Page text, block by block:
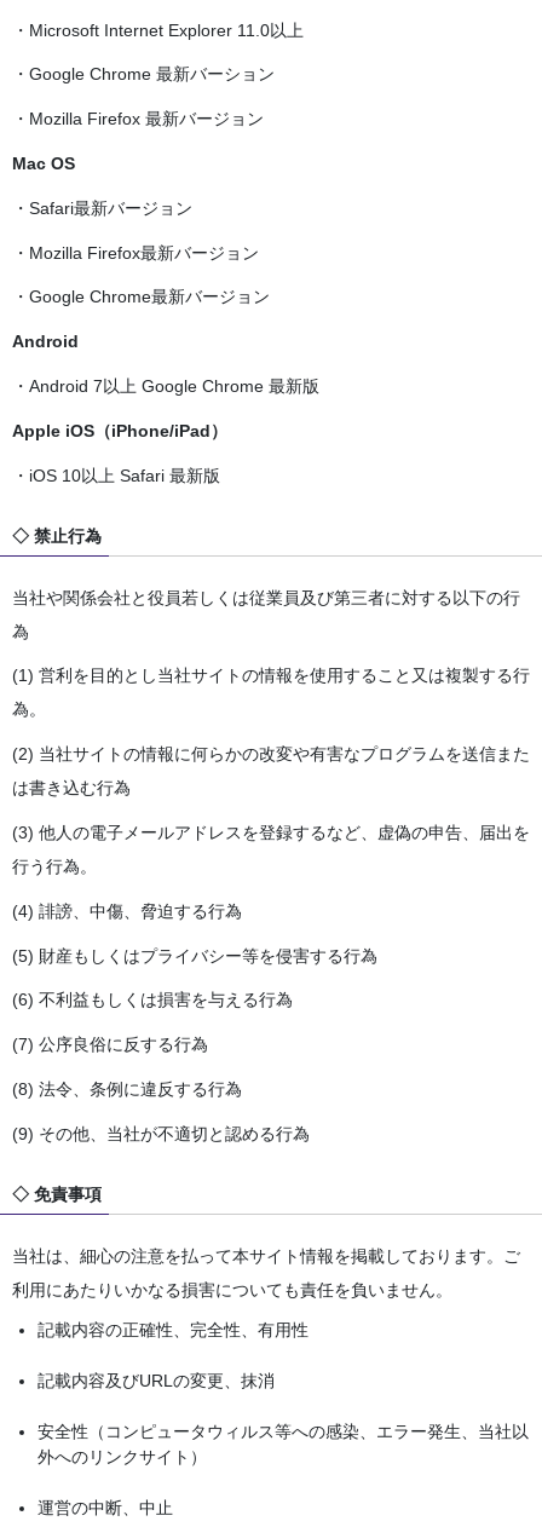
・Microsoft Internet Explorer 11.0以上
・Google Chrome 最新バーション
・Mozilla Firefox 最新バージョン
Mac OS
・Safari最新バージョン
・Mozilla Firefox最新バージョン
・Google Chrome最新バージョン
Android
・Android 7以上 Google Chrome 最新版
Apple iOS（iPhone/iPad）
・iOS 10以上 Safari 最新版
◇ 禁止行為
当社や関係会社と役員若しくは従業員及び第三者に対する以下の行
為
(1) 営利を目的とし当社サイトの情報を使用すること又は複製する行
為。
(2) 当社サイトの情報に何らかの改変や有害なプログラムを送信また
は書き込む行為
(3) 他人の電子メールアドレスを登録するなど、虚偽の申告、届出を
行う行為。
(4) 誹謗、中傷、脅迫する行為
(5) 財産もしくはプライバシー等を侵害する行為
(6) 不利益もしくは損害を与える行為
(7) 公序良俗に反する行為
(8) 法令、条例に違反する行為
(9) その他、当社が不適切と認める行為
◇ 免責事項
当社は、細心の注意を払って本サイト情報を掲載しております。ご
利用にあたりいかなる損害についても責任を負いません。
記載内容の正確性、完全性、有用性
記載内容及びURLの変更、抹消
安全性（コンピュータウィルス等への感染、エラー発生、当社以
外へのリンクサイト）
運営の中断、中止